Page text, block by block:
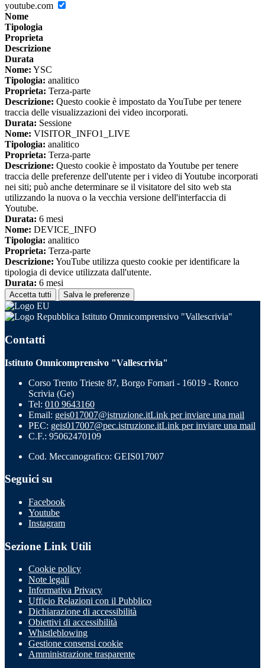
youtube.com
Nome
Tipologia
Proprieta
Descrizione
Durata
Nome: YSC
Tipologia: analitico
Proprieta: Terza-parte
Descrizione: Questo cookie è impostato da YouTube per tenere
traccia delle visualizzazioni dei video incorporati.
Durata: Sessione
Nome: VISITOR_INFO1_LIVE
Tipologia: analitico
Proprieta: Terza-parte
Descrizione: Questo cookie è impostato da Youtube per tenere
traccia delle preferenze dell'utente per i video di Youtube incorporati
nei siti; può anche determinare se il visitatore del sito web sta
utilizzando la nuova o la vecchia versione dell'interfaccia di
Youtube.
Durata: 6 mesi
Nome: DEVICE_INFO
Tipologia: analitico
Proprieta: Terza-parte
Descrizione: YouTube utilizza questo cookie per identificare la
tipologia di device utilizzata dall'utente.
Durata: 6 mesi
Accetta tutti Salva le preferenze
Istituto Omnicomprensivo "Vallescrivia"
Contatti
Istituto Omnicomprensivo "Vallescrivia"
Corso Trento Trieste 87, Borgo Fornari - 16019 - Ronco
Scrivia (Ge)
Tel: 010 9643160
Email: geis017007@istruzione.itLink per inviare una mail
PEC: geis017007@pec.istruzione.itLink per inviare una mail
C.F.: 95062470109
Cod. Meccanografico: GEIS017007
Seguici su
Facebook
Youtube
Instagram
Sezione Link Utili
Cookie policy
Note legali
Informativa Privacy
Ufficio Relazioni con il Pubblico
Dichiarazione di accessibilità
Obiettivi di accessibilità
Whistleblowing
Gestione consensi cookie
Amministrazione trasparente